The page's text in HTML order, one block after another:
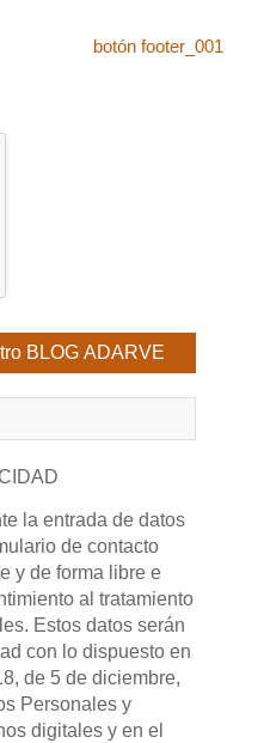
la entrada de datos
de contacto
y de forma libre e
al tratamiento
Estos datos serán
con lo dispuesto en
de 5 de diciembre,
Personales y
digitales y en el